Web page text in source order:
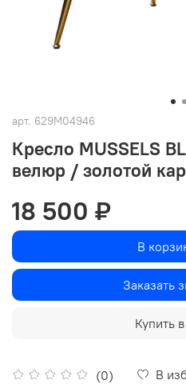
арт. 629M04946
Кресло MUSSELS
велюр / золотой
(0)
В
18 500 ₽
В
Заказать
Купить